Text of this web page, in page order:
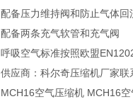
配备压力维持阀和防止气体回
配备两条充气软管和充气阀
呼吸空气标准按照欧盟
供应商：科尔奇压缩机厂家联
MCH16空气压缩机 MCH16